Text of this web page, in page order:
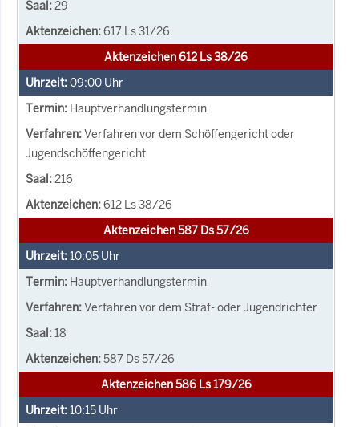
29
617 Ls 31/26
Aktenzeichen 612 Ls 38/26
09:00 Uhr
Hauptverhandlungstermin
Verfahren vor dem Schöffengericht oder
Jugendschöffengericht
216
612 Ls 38/26
Aktenzeichen 587 Ds 57/26
10:05 Uhr
Hauptverhandlungstermin
Verfahren vor dem Straf- oder Jugendrichter
18
587 Ds 57/26
Aktenzeichen 586 Ls 179/26
10:15 Uhr